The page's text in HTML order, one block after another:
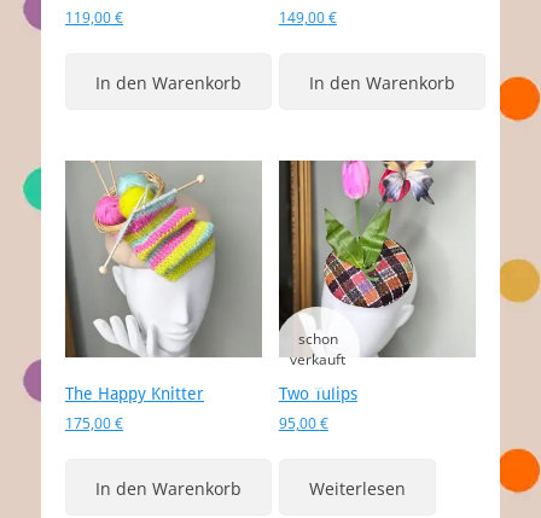
119,00€
In den Warenkorb
149,00€
In den Warenkorb
The Happy Knitter
175,00€
In den Warenkorb
Two Tulips
95,00€
Weiterlesen